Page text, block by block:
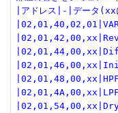
|アドレス|-|データ
|02,01,54,00,xx|Dry/